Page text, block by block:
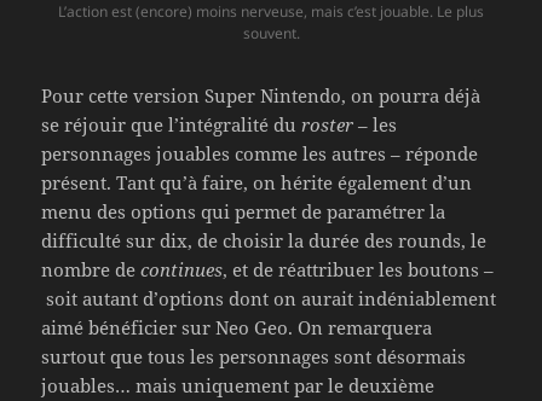
L’action est (encore) moins nerveuse, mais c’est jouable. Le plus
souvent.
Pour cette version Super Nintendo, on pourra déjà
se réjouir que l’intégralité duroster – les
personnages jouables comme les autres – réponde
présent. Tant qu’à faire, on hérite également d’un
menu des options qui permet de paramétrer la
difficulté sur dix, de choisir la durée des rounds, le
nombre decontinues, et de réattribuer les boutons –
soit autant d’options dont on aurait indéniablement
aimé bénéficier sur Neo Geo. On remarquera
surtout que tous les personnages sont désormais
jouables… mais uniquement par le deuxième